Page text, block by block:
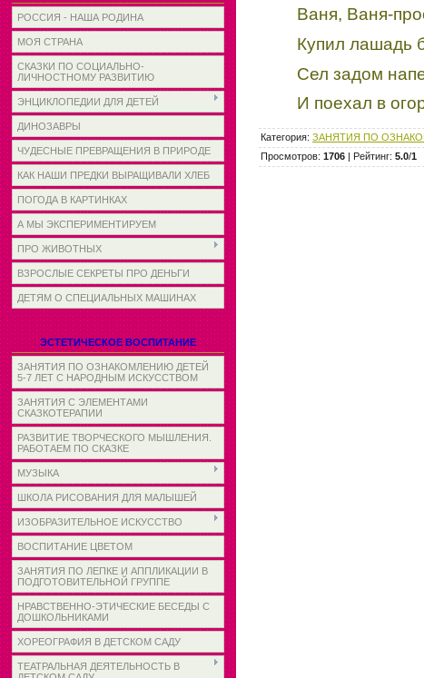
РОССИЯ - НАША РОДИНА
МОЯ СТРАНА
СКАЗКИ ПО СОЦИАЛЬНО-
ЛИЧНОСТНОМУ РАЗВИТИЮ
ЭНЦИКЛОПЕДИИ ДЛЯ ДЕТЕЙ
ДИНОЗАВРЫ
ЧУДЕСНЫЕ ПРЕВРАЩЕНИЯ В ПРИРОДЕ
КАК НАШИ ПРЕДКИ ВЫРАЩИВАЛИ ХЛЕБ
ПОГОДА В КАРТИНКАХ
А МЫ ЭКСПЕРИМЕНТИРУЕМ
ПРО ЖИВОТНЫХ
ВЗРОСЛЫЕ СЕКРЕТЫ ПРО ДЕНЬГИ
ДЕТЯМ О СПЕЦИАЛЬНЫХ МАШИНАХ
ЭСТЕТИЧЕСКОЕ ВОСПИТАНИЕ
ЗАНЯТИЯ ПО ОЗНАКОМЛЕНИЮ ДЕТЕЙ
5-7 ЛЕТ С НАРОДНЫМ ИСКУССТВОМ
ЗАНЯТИЯ С ЭЛЕМЕНТАМИ
СКАЗКОТЕРАПИИ
РАЗВИТИЕ ТВОРЧЕСКОГО МЫШЛЕНИЯ.
РАБОТАЕМ ПО СКАЗКЕ
МУЗЫКА
ШКОЛА РИСОВАНИЯ ДЛЯ МАЛЫШЕЙ
ИЗОБРАЗИТЕЛЬНОЕ ИСКУССТВО
ВОСПИТАНИЕ ЦВЕТОМ
ЗАНЯТИЯ ПО ЛЕПКЕ И АППЛИКАЦИИ В
ПОДГОТОВИТЕЛЬНОЙ ГРУППЕ
НРАВСТВЕННО-ЭТИЧЕСКИЕ БЕСЕДЫ С
ДОШКОЛЬНИКАМИ
ХОРЕОГРАФИЯ В ДЕТСКОМ САДУ
ТЕАТРАЛЬНАЯ ДЕЯТЕЛЬНОСТЬ В
Ваня, Ваня-
Купил лашадь
Сел задом
И поехал в
Категория: ЗАНЯТИЯ ПО
Просмотров: 1706 | Рейтинг: 5.0/1